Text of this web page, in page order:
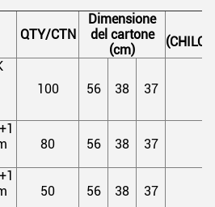
QTY/CTN
Dimensione
del cartone
(cm)
100 56 38 37
80 56 38 37
50 56 38 37